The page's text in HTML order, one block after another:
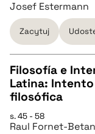
pobierz cytat
BIBTEX
pobierz cytat
Josef Estermann
Zacytuj
CZYSTY TEKST
pobierz cytat
Filosofía e
Latina:
filosófica
s. 45 - 58
Raul Fornet-